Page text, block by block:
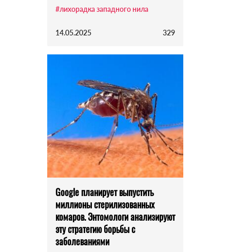
#лихорадка западного нила
14.05.2025 329
Google планирует выпустить
миллионы стерилизованных
комаров. Энтомологи анализируют
эту стратегию борьбы с
заболеваниями